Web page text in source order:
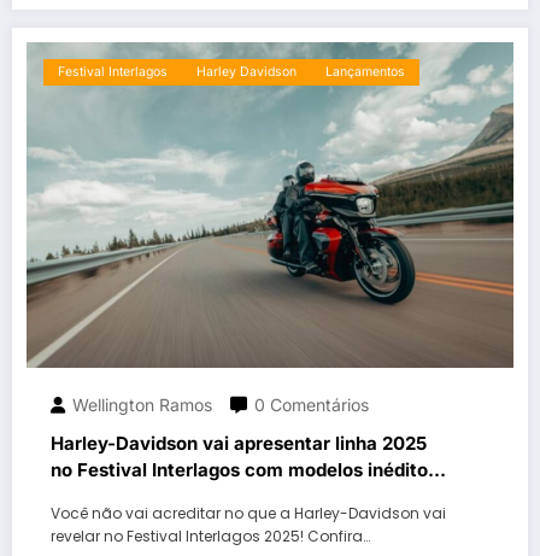
Festival Interlagos Harley Davidson Lançamentos
Wellington Ramos 0 Comentários
Harley-Davidson vai apresentar linha 2025
no Festival Interlagos com modelos inéditos
Você não vai acreditar no que a Harley-Davidson vai
revelar no Festival Interlagos 2025! Confira…